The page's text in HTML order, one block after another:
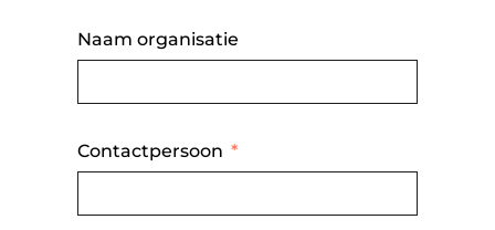
Naam organisatie
Contactpersoon